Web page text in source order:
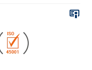
em bloco